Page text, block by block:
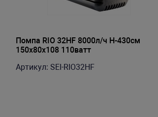
Помпа RIO 32HF 8000л/ч H-430см
150х80х108 110ватт
Артикул: SEI-RIO32HF